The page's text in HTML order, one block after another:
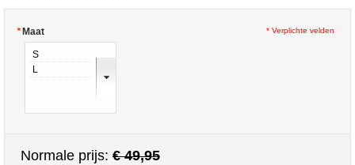
*Maat * Verplichte velden
Normale prijs: € 49,95